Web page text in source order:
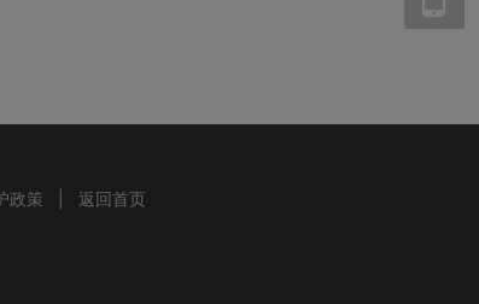
政策
返回首页